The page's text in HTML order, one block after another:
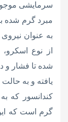
سرمایشی
مبرد گرم شده
به عنوان
از نوع
شده تا فشار و
یافته و به
کندانسور که
گرم است که